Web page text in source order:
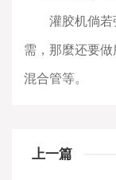
灌胶机倘若强
需，那麼还要做
混合管等。
上一篇